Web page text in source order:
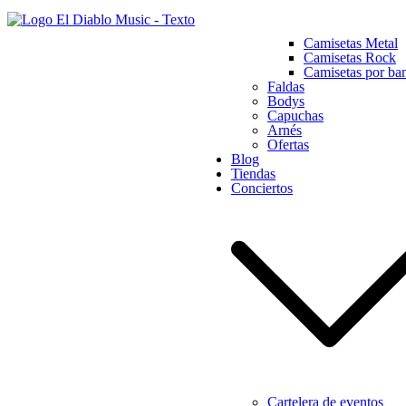
Camisetas Metal
Camisetas Rock
Camisetas por
Faldas
Bodys
Capuchas
Arnés
Ofertas
Blog
Tiendas
Conciertos
Cartelera de eventos